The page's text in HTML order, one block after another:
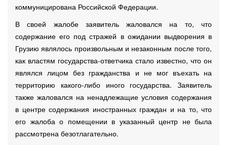
коммуницирована Российской Федерации.
В своей жалобе заявитель жаловался на то, что
содержание его под стражей в ожидании выдворения в
Грузию являлось произвольным и незаконным после того,
как властям государства-ответчика стало известно, что он
являлся лицом без гражданства и не мог въехать на
территорию какого-либо иного государства. Заявитель
также жаловался на ненадлежащие условия содержания
в центре содержания иностранных граждан и на то, что
его жалоба о помещении в указанный центр не была
рассмотрена безотлагательно.